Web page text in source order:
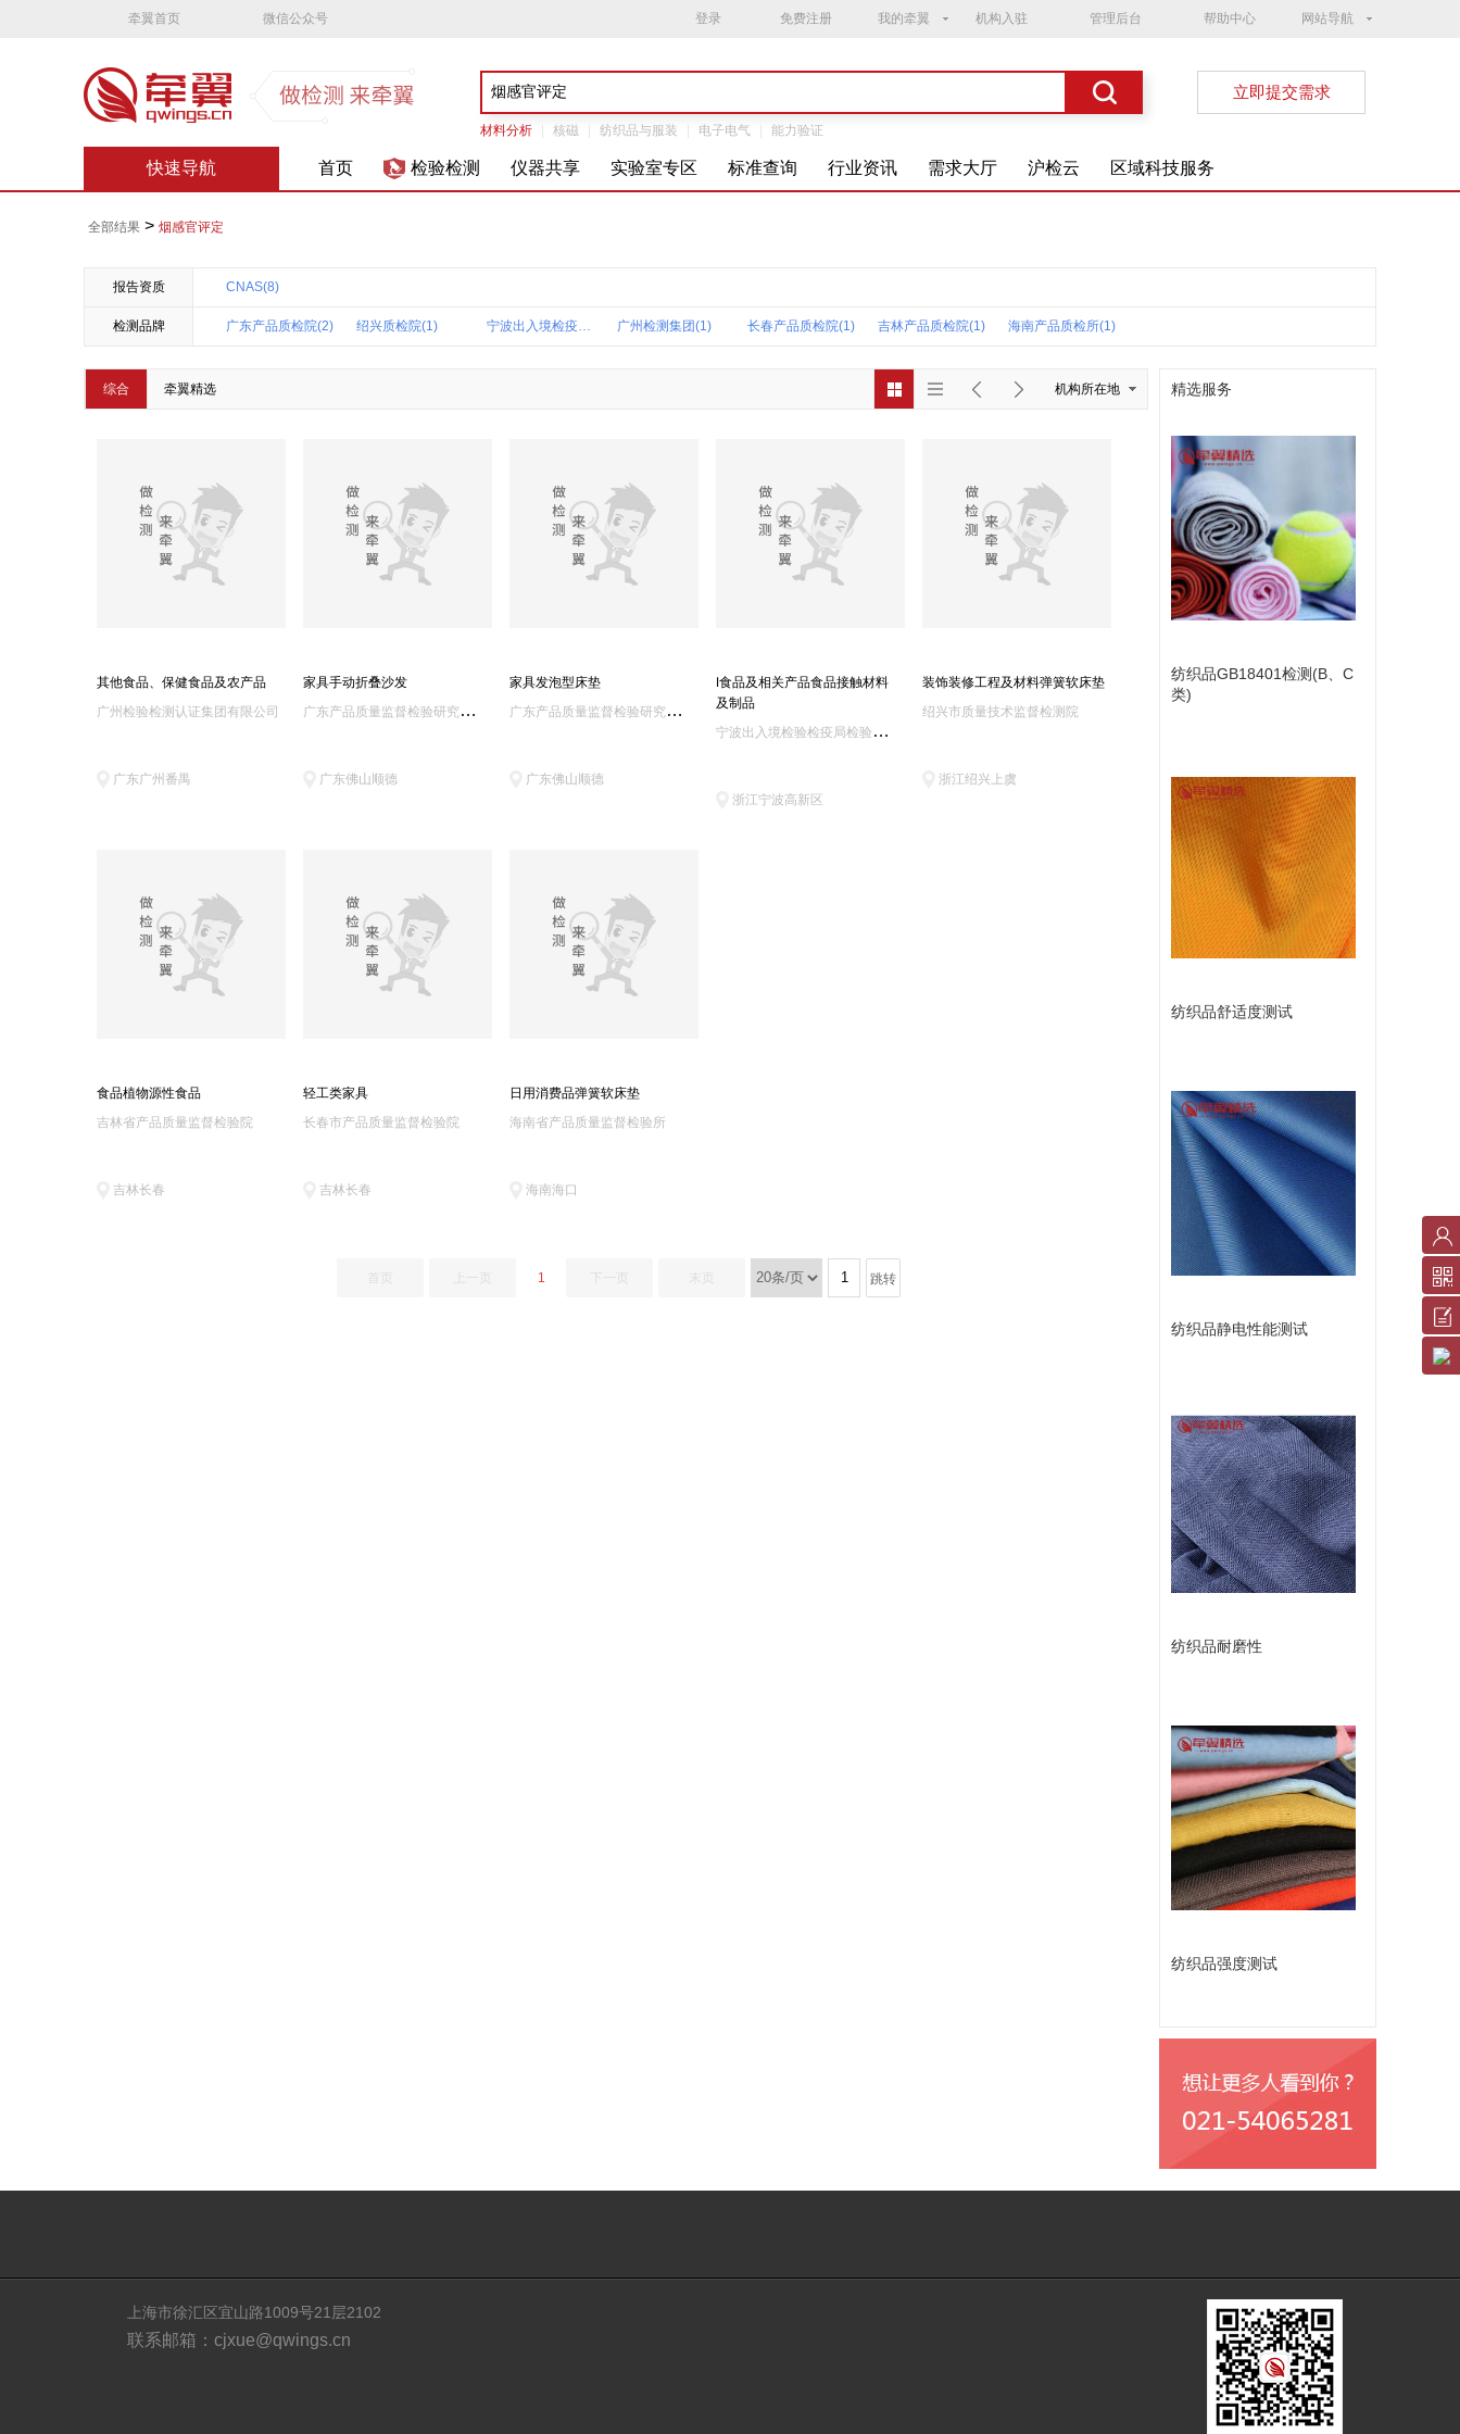
牵翼首页 微信公众号 登录 免费注册 我的牵翼 机构入驻 管理后台 帮助中心 网站导航
材料分析 核磁 纺织品与服装 电子电气 能力验证
立即提交需求
户
快速导航 首页 检验检测 仪器共享 实验室专区 标准查询 行业资讯 需求大厅 沪检云 区域科技服务
全部结果 > 烟感官评定
报告资质 CNAS(8)
检测品牌 广东产品质检院(2) 绍兴质检院(1) 宁波出入境检疫中心(1) 广州检测集团(1) 长春产品质检院(1) 吉林产品质检院(1) 海南产品质检所(1)
综合 牵翼精选 机构所在地
其他食品、保健食品及农产品
广州检验检测认证集团有限公司
广东广州番禺
家具手动折叠沙发
广
东产品质量监督检验研究院/国家质量技术监督局广州电气安全检验所
广东佛山顺德
家具发泡型床垫
广
东产品质量监督检验研究院/国家质量技术监督局广州电气安全检验所
广东佛山顺德
Ⅰ食品及相关产品食品接触材料
及制品
宁
波出入境检验检疫局检验检疫技术中心/宁波中盛产品检测有限公司
浙江宁波高新区
装饰装修工程及材料弹簧软床垫
绍兴市质量技术监督检测院
浙江绍兴上虞
食品植物源性食品
吉林省产品质量监督检验院
吉林长春
轻工类家具
长春市产品质量监督检验院
吉林长春
日用消费品弹簧软床垫
海南省产品质量监督检验所
海南海口
首页 1 跳转
精选服务
纺织品GB18401检测(B、C
类)
纺织品舒适度测试
纺织品静电性能测试
纺织品耐磨性
纺织品强度测试
上海市徐汇区宜山路1009号21层2102
联系邮箱：cjxue@qwings.cn